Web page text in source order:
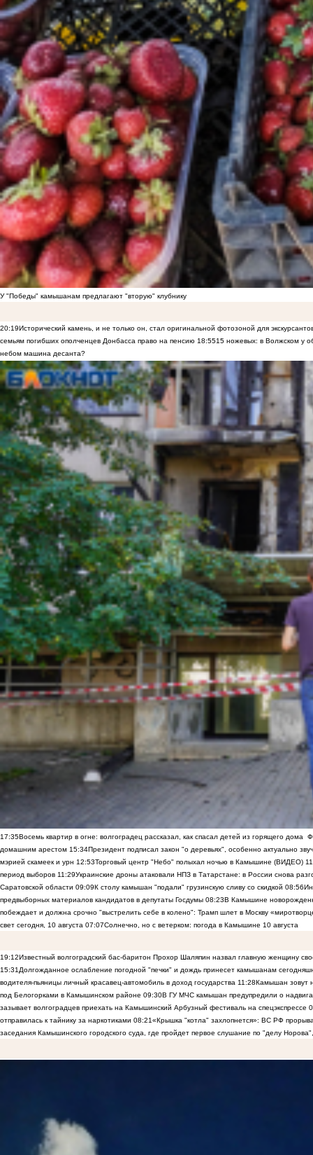
У "Победы" камышанам предлагают "вторую" клубнику
20:19Исторический камень, и не только он, стал оригинальной фотозоной для
семьям погибших ополченцев Донбасса право на пенсию 18:5515 ножевых: в Волжском у
небом машина десанта?
17:35Восемь квартир в огне: волгоградец рассказал, как спасал детей из горящего дома
домашним арестом 15:34Президент подписал закон "о деревьях", особенно актуально
мэрией скамеек и урн 12:53Торговый центр "Небо" полыхал ночью в Камышине (ВИДЕО)
период выборов 11:29Украинские дроны атаковали НПЗ в Татарстане: в России снова
Саратовской области 09:09К столу камышан "подали" грузинскую сливу со скидкой 08:56
предвыборных материалов кандидатов в депутаты Госдумы 08:23В Камышине
побеждает и должна срочно "выстрелить себе в колено": Трамп шлет в Москву
свет сегодня, 10 августа 07:07Солнечно, но с ветерком: погода в Камышине 10 августа
19:12Известный волгоградский бас-баритон Прохор Шаляпин назвал главную женщину
15:31 Долгожданное ослабление погодной "печки" и дождь принесет камышанам
водителя-пьяницы личный красавец-автомобиль в доход государства 11:28Камышан зовут
под Белогорками в Камышинском районе 09:30В ГУ МЧС камышан предупредили о
зазывает волгоградцев приехать на Камышинский Арбузный фестиваль на спецэкспрессе
отправилась к тайнику за наркотиками 08:21«Крышка "котла" захлопнется»: ВС РФ
заседания Камышинского городского суда, где пройдет первое слушание по "делу